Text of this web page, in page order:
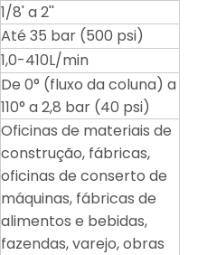
1/8' a 2''
Até 35 bar (500 psi)
1,0-410L/min
De 0° (fluxo da coluna) a
110° a 2,8 bar (40 psi)
Oficinas de materiais de
construção, fábricas,
oficinas de conserto de
máquinas, fábricas de
alimentos e bebidas,
fazendas, varejo, obras